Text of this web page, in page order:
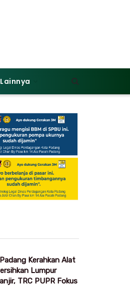
Lainnya
Kerahkan Alat
Lumpur
TRC PUPR Fokus